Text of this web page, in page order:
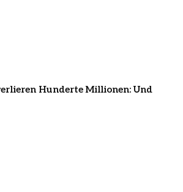
Hunderte Millionen: Und